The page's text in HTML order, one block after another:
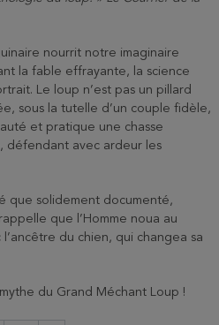
nourrit notre imaginaire
la fable effrayante, la science
Le loup n’est pas un pillard
sous la tutelle d’un couple fidèle,
et pratique une chasse
défendant avec ardeur les
que solidement documenté,
que l’Homme noua au
du chien, qui changea sa
du Grand Méchant Loup !